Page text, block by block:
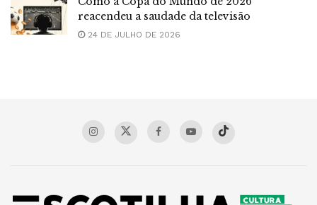
reacendeu a saudade da televisão
24 DE JULHO DE 2026